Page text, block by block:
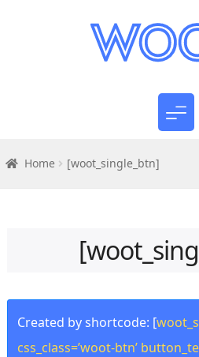
Home [woot_single_btn]
Created by shortcode: [
css_class=’woot-btn’